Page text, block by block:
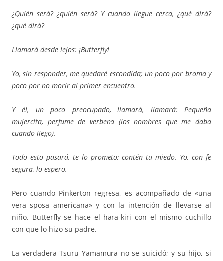
¿Quién será? ¿quién será? Y cuando llegue cerca, ¿qué dirá?
¿qué dirá?
Llamará desde lejos: ¡Butterfly!
Yo, sin responder, me quedaré escondida; un poco por broma y
poco por no morir al primer encuentro.
Y él, un poco preocupado, llamará, llamará: Pequeña
mujercita, perfume de verbena (los nombres que me daba
cuando llegó).
Todo esto pasará, te lo prometo; contén tu miedo. Yo, con fe
segura, lo espero.
Pero cuando Pinkerton regresa, es acompañado de «una
vera sposa americana» y con la intención de llevarse al
niño. Butterfly se hace el hara-kiri con el mismo cuchillo
con que lo hizo su padre.
La verdadera Tsuru Yamamura no se suicidó; y su hijo, si